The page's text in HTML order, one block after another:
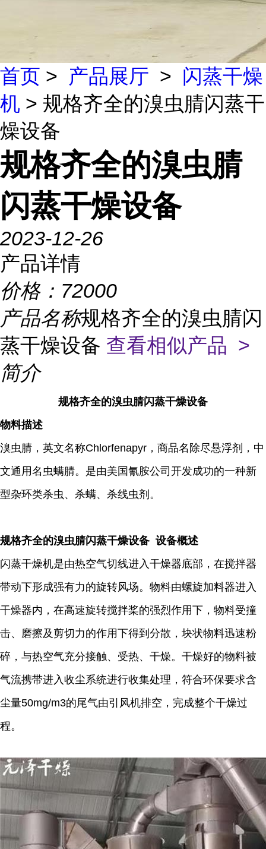
首页 > 产品展厅 > 闪蒸干燥
机 > 规格齐全的溴虫腈闪蒸干
燥设备
规格齐全的溴虫腈
闪蒸干燥设备
2023-12-26
产品详情
价格： 72000
产品名称规格齐全的溴虫腈闪
蒸干燥设备 查看相似产品 >
简介
规格齐全的溴虫腈闪蒸干燥设备
物料描述
溴虫腈，英文名称Chlorfenapyr，商品名除尽悬浮剂，中
文通用名虫螨腈。是由美国氰胺公司开发成功的一种新
型杂环类杀虫、杀螨、杀线虫剂。
规格齐全的溴虫腈闪蒸干燥设备 设备概述
闪蒸干燥机是由热空气切线进入干燥器底部，在搅拌器
带动下形成强有力的旋转风场。物料由螺旋加料器进入
干燥器内，在高速旋转搅拌桨的强烈作用下，物料受撞
击、磨擦及剪切力的作用下得到分散，块状物料迅速粉
碎，与热空气充分接触、受热、干燥。干燥好的物料被
气流携带进入收尘系统进行收集处理，符合环保要求含
尘量50mg/m3的尾气由引风机排空，完成整个干燥过
程。